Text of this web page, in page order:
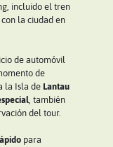
incluido el tren
la ciudad en
de automóvil
de
la Isla de Lantau
, también
del tour.
para